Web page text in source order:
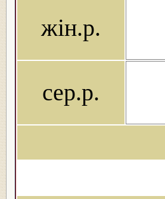
жін.р.
сер.р.